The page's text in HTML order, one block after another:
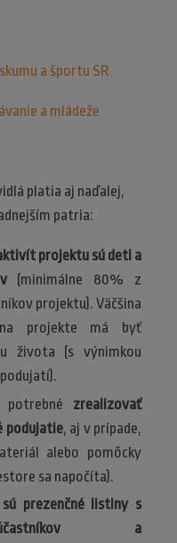
a športu SR
a mládeže
platia aj naďalej,
patria:
projektu sú deti a
(minimálne 80% z
projektu). Väčšina
projekte má byť
života (s výnimkou
zrealizovať
podujatie, aj v prípade,
alebo pomôcky
sa napočíta).
prezenčné listiny s
a